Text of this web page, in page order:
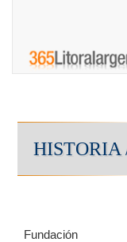
HISTORIA
Fundación